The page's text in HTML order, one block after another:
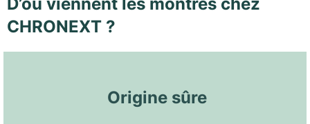
CHRONEXT ?
Origine sûre